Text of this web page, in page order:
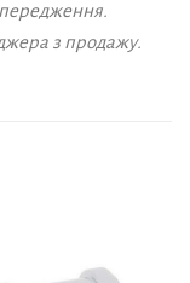
з продажу.